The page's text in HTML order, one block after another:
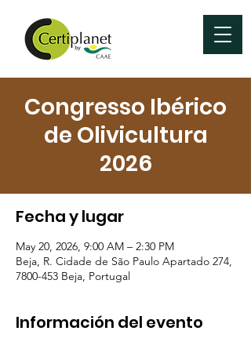
Congresso Ibérico
de Olivicultura
2026
Fecha y lugar
May 20, 2026, 9:00 AM – 2:30 PM
Beja, R. Cidade de São Paulo Apartado 274,
7800-453 Beja, Portugal
Información del evento